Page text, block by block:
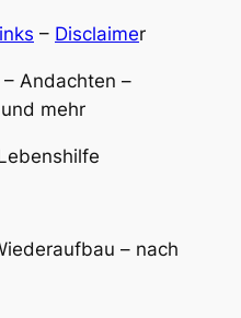
– Disclaimer
– Andachten –
mehr
– nach